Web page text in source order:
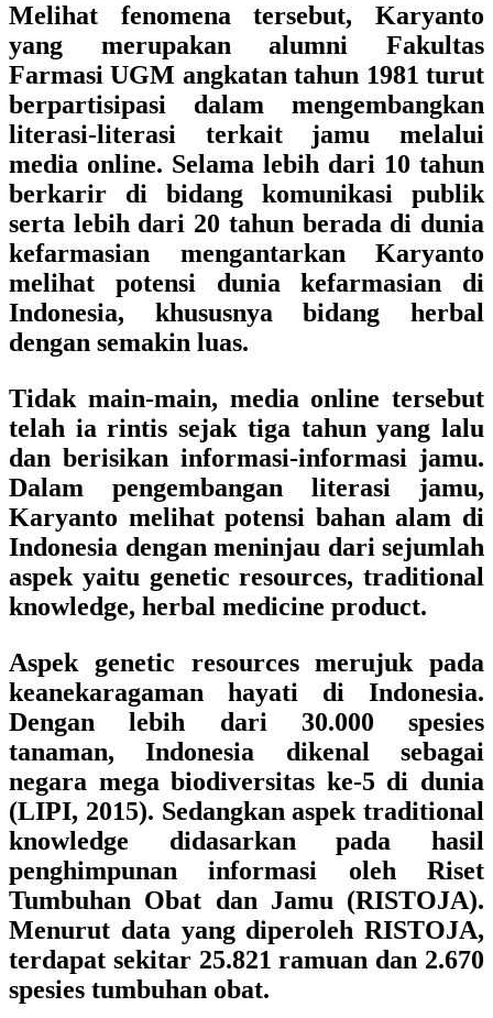
Melihat fenomena tersebut, Karyanto
yang merupakan alumni Fakultas
Farmasi UGM angkatan tahun 1981 turut
berpartisipasi dalam mengembangkan
literasi-literasi terkait jamu melalui
media online. Selama lebih dari 10 tahun
berkarir di bidang komunikasi publik
serta lebih dari 20 tahun berada di dunia
kefarmasian mengantarkan Karyanto
melihat potensi dunia kefarmasian di
Indonesia, khususnya bidang herbal
dengan semakin luas.
Tidak main-main, media online tersebut
telah ia rintis sejak tiga tahun yang lalu
dan berisikan informasi-informasi jamu.
Dalam pengembangan literasi jamu,
Karyanto melihat potensi bahan alam di
Indonesia dengan meninjau dari sejumlah
aspek yaitu genetic resources, traditional
knowledge, herbal medicine product.
Aspek genetic resources merujuk pada
keanekaragaman hayati di Indonesia.
Dengan lebih dari 30.000 spesies
tanaman, Indonesia dikenal sebagai
negara mega biodiversitas ke-5 di dunia
(LIPI, 2015). Sedangkan aspek traditional
knowledge didasarkan pada hasil
penghimpunan informasi oleh Riset
Tumbuhan Obat dan Jamu (RISTOJA).
Menurut data yang diperoleh RISTOJA,
terdapat sekitar 25.821 ramuan dan 2.670
spesies tumbuhan obat.